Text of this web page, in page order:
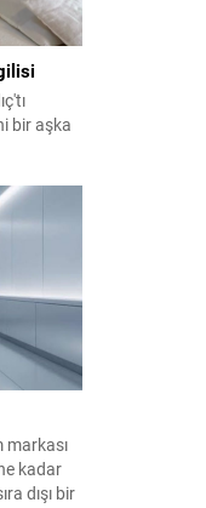
bir aşka
markası
kadar
dışı bir